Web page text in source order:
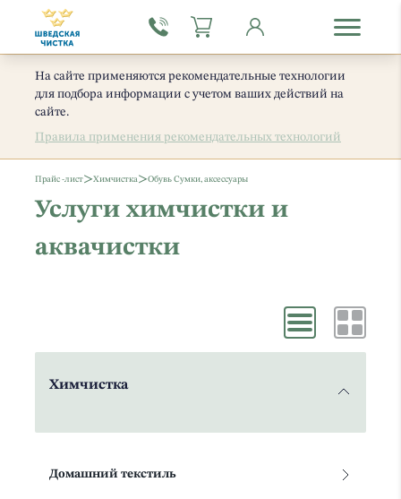
На сайте применяются рекомендательные технологии
для подбора информации с учетом ваших действий на
сайте.
Правила применения рекомендательных технологий
Прайс -лист>Химчистка>Обувь Сумки, аксессуары
Услуги химчистки и
аквачистки
Химчистка
Домашний текстиль